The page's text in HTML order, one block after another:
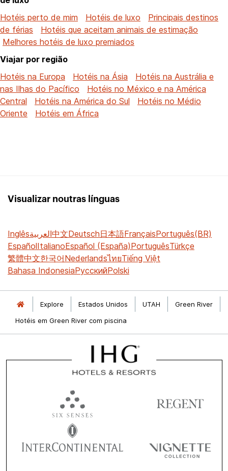
Hotéis perto de mim
Hotéis de luxo
Principais destinos
de férias
Hotéis que aceitam animais de estimação
Melhores hotéis de luxo premiados
Viajar por região
Hotéis na Europa
Hotéis na Ásia
Hotéis na Austrália e
nas Ilhas do Pacífico
Hotéis no México e na América
Central
Hotéis na América do Sul
Hotéis no Médio
Oriente
Hotéis em África
Visualizar noutras línguas
Inglêsالعربية中文Deutsch日本語FrançaisPortuguês(BR)
EspañolItalianoEspañol (España)PortuguêsTürkçe
繁體中文한국어NederlandsไทยTiếng Việt
Bahasa IndonesiaРусскийPolski
Explore Estados Unidos UTAH
Green River
Hotéis em Green River com piscina